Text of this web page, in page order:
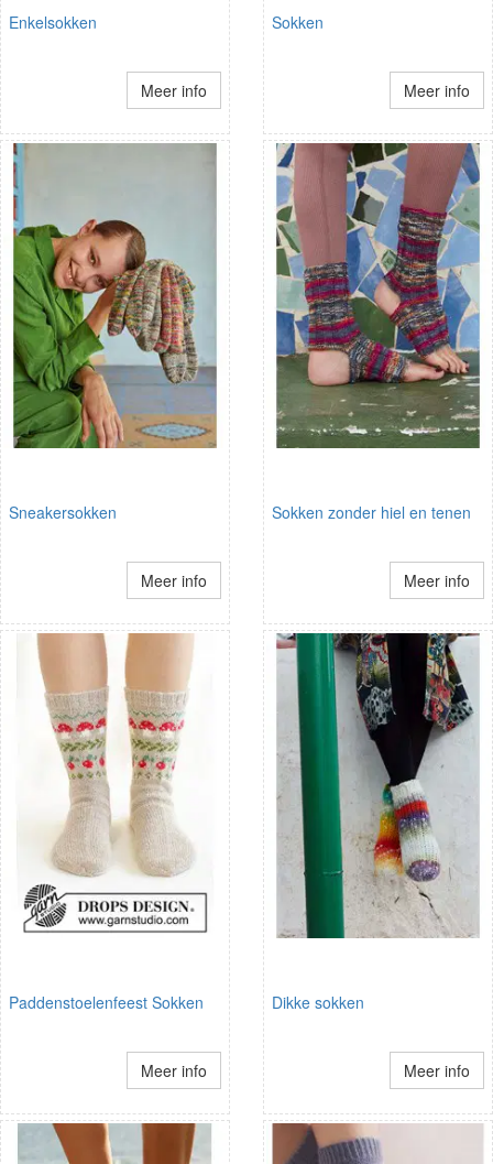
Enkelsokken
Meer info
Sokken
Meer info
Sneakersokken
Meer info
Sokken zonder hiel en tenen
Meer info
Paddenstoelenfeest Sokken
Meer info
Dikke sokken
Meer info